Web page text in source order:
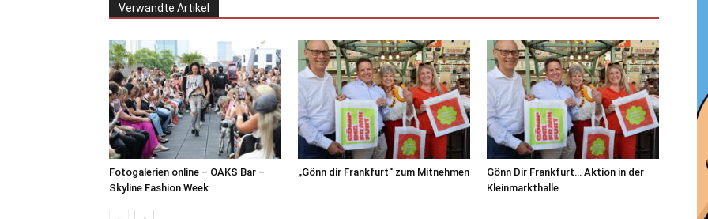
Verwandte Artikel
Fotogalerien online – OAKS Bar –
Skyline Fashion Week
„Gönn dir Frankfurt“ zum Mitnehmen
Gönn Dir Frankfurt… Aktion in der
Kleinmarkthalle